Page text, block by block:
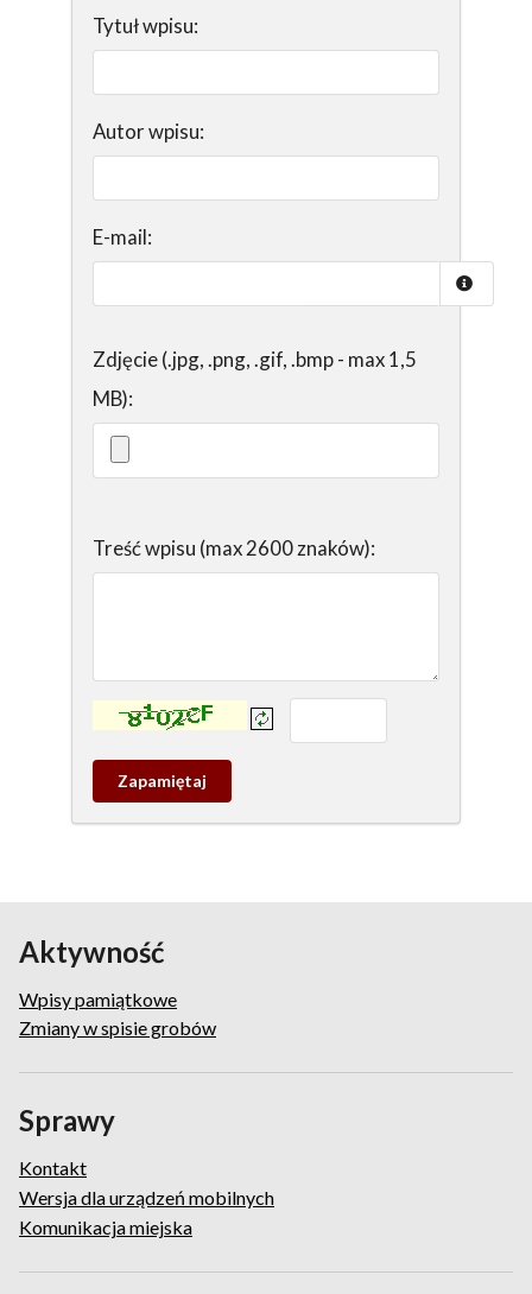
Tytuł wpisu:
Autor wpisu:
E-mail:
Zdjęcie (.jpg, .png, .gif, .bmp - max 1,5
MB):
Treść wpisu (max 2600 znaków):
Kontrola - wprowadź tekst z obrazka:
Zapamietaj
wpis
Aktywność
Wpisy pamiątkowe
Zmiany w spisie grobów
Sprawy
Kontakt
Wersja dla urządzeń mobilnych
Komunikacja miejska